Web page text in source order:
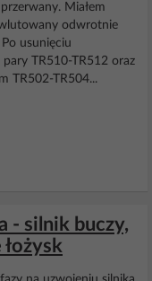
Miałem
wlutowany odwrotnie
usunięciu
pary TR510-TR512 oraz
TR502-TR504...
- silnik buczy,